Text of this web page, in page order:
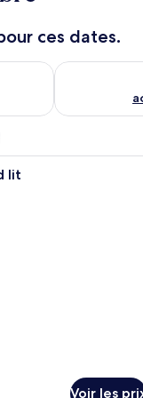
ces dates.
août 6 - août 7
Vérifier la
chambre d’hôtel avec
lit
Voir les